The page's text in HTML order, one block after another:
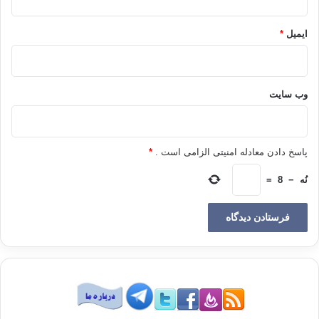
قضای روزه قضا رمضان اطعام فدیهایمیل *
وب‌ سایت
پاسخ دادن معادله امنیتی الزامی است . *
نُه −
8
=